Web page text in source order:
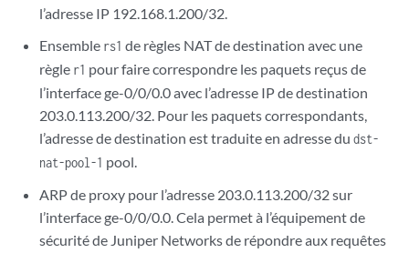
l’adresse IP 192.168.1.200/32.
Ensemble rs1 de règles NAT de destination avec une
règle r1 pour faire correspondre les paquets reçus de
l’interface ge-0/0/0.0 avec l’adresse IP de destination
203.0.113.200/32. Pour les paquets correspondants,
l’adresse de destination est traduite en adresse dudst-
nat-pool-1 pool.
ARP de proxy pour l’adresse 203.0.113.200/32 sur
l’interface ge-0/0/0.0. Cela permet à l’équipement de
sécurité de Juniper Networks de répondre aux requêtes